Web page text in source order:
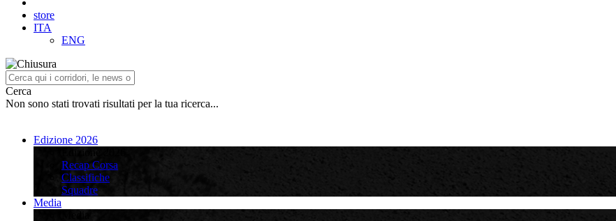
store
ITA
ENG
Cerca
Non sono stati trovati risultati per la tua ricerca...
Edizione 2026
Recap Corsa
Classifiche
Squadre
Media